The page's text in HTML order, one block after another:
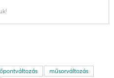
műsorváltozás